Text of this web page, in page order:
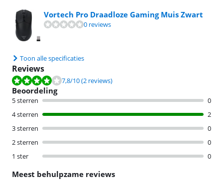
Vortech Pro Draadloze Gaming Muis Zwart
0 reviews
Toon alle specificaties
Reviews
Beoordeling is 7,8 van de 10, gebaseerd op 2 reviews.
7,8/10(2 reviews)
Beoordeling
5 sterren
0
4 sterren
2
3 sterren
0
2 sterren
0
1 ster
0
Meest behulpzame reviews